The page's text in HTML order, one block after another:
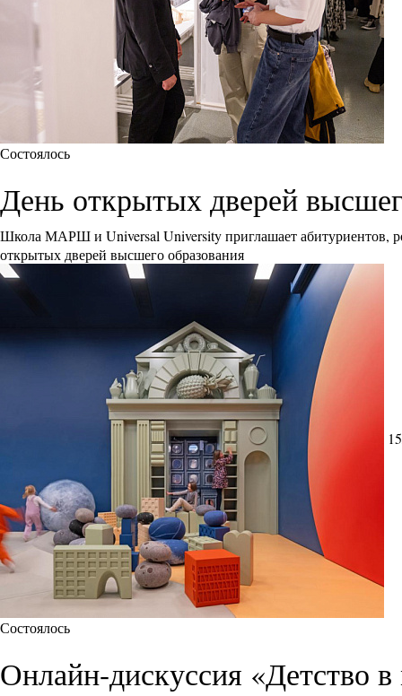
Состоялось
День открытых дверей
Школа МАРШ и Universal University приглашает абитуриентов,
открытых дверей высшего образования
Состоялось
Онлайн-дискуссия «Детство